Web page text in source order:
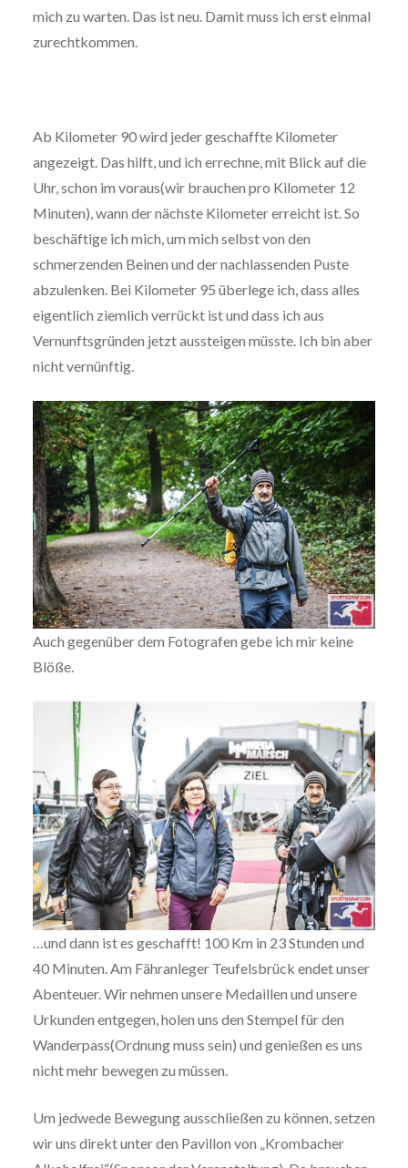
mich zu warten. Das ist neu. Damit muss ich erst einmal
zurechtkommen.
Ab Kilometer 90 wird jeder geschaffte Kilometer
angezeigt. Das hilft, und ich errechne, mit Blick auf die
Uhr, schon im voraus(wir brauchen pro Kilometer 12
Minuten), wann der nächste Kilometer erreicht ist. So
beschäftige ich mich, um mich selbst von den
schmerzenden Beinen und der nachlassenden Puste
abzulenken. Bei Kilometer 95 überlege ich, dass alles
eigentlich ziemlich verrückt ist und dass ich aus
Vernunftsgründen jetzt aussteigen müsste. Ich bin aber
nicht vernünftig.
Auch gegenüber dem Fotografen gebe ich mir keine
Blöße.
…und dann ist es geschafft! 100 Km in 23 Stunden und
40 Minuten. Am Fähranleger Teufelsbrück endet unser
Abenteuer. Wir nehmen unsere Medaillen und unsere
Urkunden entgegen, holen uns den Stempel für den
Wanderpass(Ordnung muss sein) und genießen es uns
nicht mehr bewegen zu müssen.
Um jedwede Bewegung ausschließen zu können, setzen
wir uns direkt unter den Pavillon von „Krombacher